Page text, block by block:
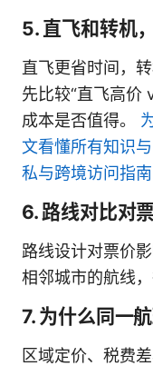
5. 直飞和转机
直飞更省时间，
先比较“直飞高价
成本是否值得。
文看懂所有知识
私与跨境访问指南
6. 路线对比对
路线设计对票价
相邻城市的航线
7. 为什么同一
区域定价、税费